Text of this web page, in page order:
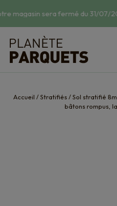
magasin sera fermé du 31/07/
Accueil /Stratifiés/Sol stratifié
bâtons rompus,